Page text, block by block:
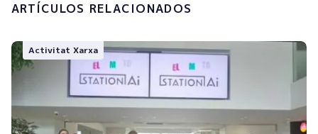
ARTÍCULOS RELACIONADOS
Activitat Xarxa